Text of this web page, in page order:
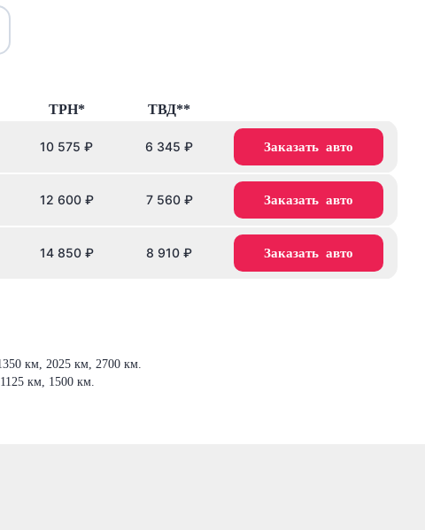
ТРН* ТВД**
10 575 ₽ 6 345 ₽ Заказать авто
12 600₽ 7 560₽ Заказать авто
14 850₽ 8 910 ₽ Заказать авто
км, 2025 км, 2700 км.
км, 1500 км.